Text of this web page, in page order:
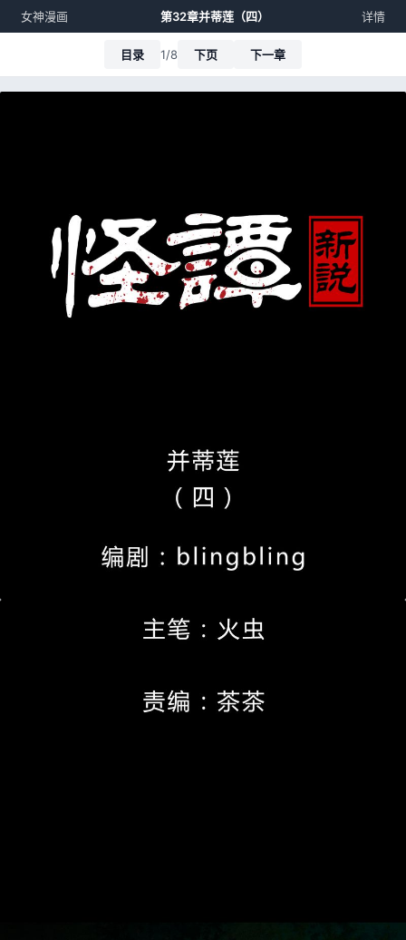
女神漫画 第32章并蒂莲（四） 详情
目录 1/8 下页 下一章